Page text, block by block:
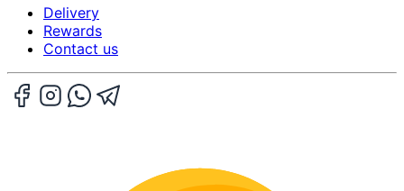
Delivery
Rewards
Contact us